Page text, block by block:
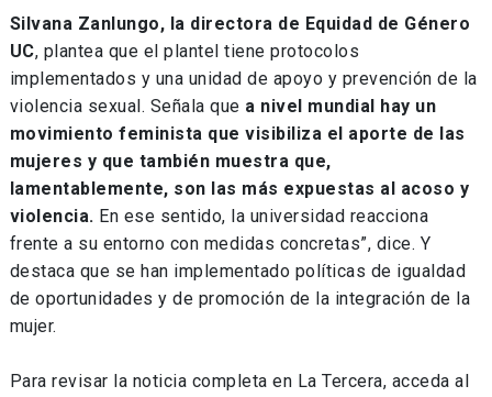
Silvana Zanlungo, la directora de Equidad de Género
UC, plantea que el plantel tiene protocolos
implementados y una unidad de apoyo y prevención de la
violencia sexual. Señala que a nivel mundial hay un
movimiento feminista que visibiliza el aporte de las
mujeres y que también muestra que,
lamentablemente, son las más expuestas al acoso y
violencia. En ese sentido, la universidad reacciona
frente a su entorno con medidas concretas”, dice. Y
destaca que se han implementado políticas de igualdad
de oportunidades y de promoción de la integración de la
mujer.
Para revisar la noticia completa en La Tercera, acceda al